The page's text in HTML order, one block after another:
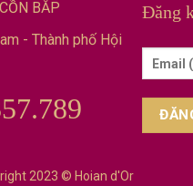
BẮP
- Thành phố Hội
Đăng
2023 © Hoian d'Or